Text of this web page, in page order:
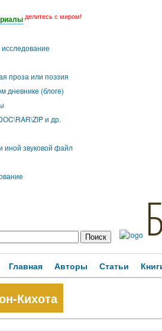
делитесь с миром!
проза или поэзия
дневнике (блоге)
и др.
иной звуковой файл
Главная Авторы Статьи
Кихота